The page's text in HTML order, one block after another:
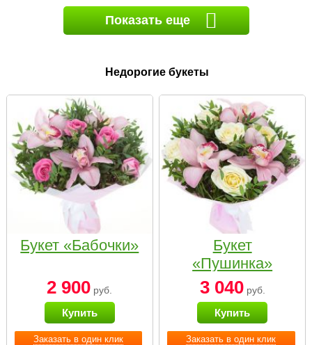
Показать еще
Недорогие букеты
Заказать в один клик
Букет «Бабочки»
2 900 руб.
Купить
Заказать в один клик
Букет
«Пушинка»
3 040руб.
Купить